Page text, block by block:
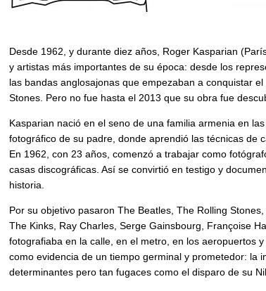
Desde 1962, y durante diez años, Roger Kasparian
y artistas más importantes de su época: desde los
las bandas anglosajonas que empezaban a conquistar
Stones. Pero no fue hasta el 2013 que su obra fue
Kasparian nació en el seno de una familia armenia en
fotográfico de su padre, donde aprendió las técnicas de
En 1962, con 23 años, comenzó a trabajar como
casas discográficas. Así se convirtió en testigo y
historia.
Por su objetivo pasaron The Beatles, The Rolling
The Kinks, Ray Charles, Serge Gainsbourg, Françoise
fotografiaba en la calle, en el metro, en los aeropuertos
como evidencia de un tiempo germinal y prometedor: la
determinantes pero tan fugaces como el disparo de su